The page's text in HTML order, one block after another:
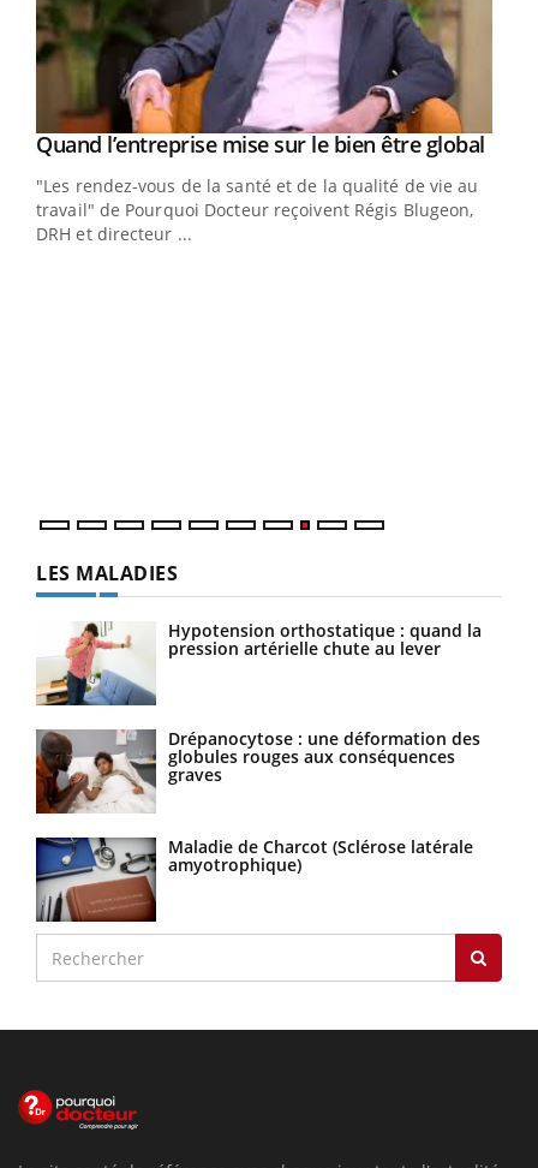
Youtube
Quand l’entreprise mise sur le bien être global
"Les rendez-vous de la santé et de la qualité de vie au
travail" de Pourquoi Docteur reçoivent Régis Blugeon,
DRH et directeur ...
LES MALADIES
Hypotension orthostatique : quand la
pression artérielle chute au lever
Drépanocytose : une déformation des
globules rouges aux conséquences
graves
Maladie de Charcot (Sclérose latérale
amyotrophique)